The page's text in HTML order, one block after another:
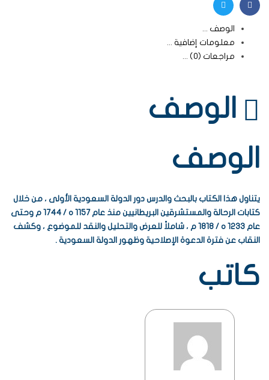
Facebook
Twitter
الوصف
معلومات إضافية
مراجعات (0)
الوصف
الوصف
يتناول هذا الكتاب بالبحث والدرس دور الدولة السعودية الأولى ، من خلال
كتابات الرحالة والمستشرقين البريطانيين منذ عام 1157 ه / 1744 م وحتى
عام 1233 ه / 1818 م ، شاملاً للعرض والتحليل والنقد للموضوع ، وكشف
النقاب عن فترة الدعوة الإصلاحية وظهور الدولة السعودية .
كاتب